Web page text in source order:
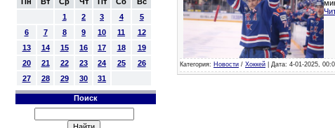
1
2 3 4
5
6
7 8 9 10 11
12
13
14 15 16 17 18
19
20
21 22 23 24 25
26
27
28 29 30 31
Поиск
Категория: Новости / Хоккей | Дата: 4-01-2025,